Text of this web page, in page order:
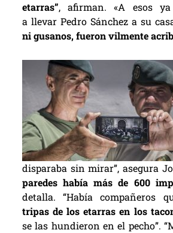
etarras”, afirman. «A esos
a llevar Pedro Sánchez a su
ni gusanos, fueron vilmente
disparaba sin mirar”, asegura
paredes había más de 600
detalla. “Había compañeros
tripas de los etarras en los
se las hundieron en el pecho”.